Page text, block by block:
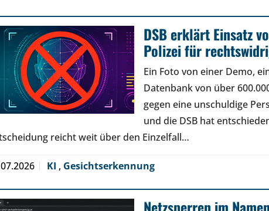
DSB erklärt Einsatz
Polizei für
Ein Foto von einer Demo,
Datenbank von über
gegen eine unschuldige
und die DSB hat
reicht weit über den Einzelfall…
KI , Gesichtserkennung